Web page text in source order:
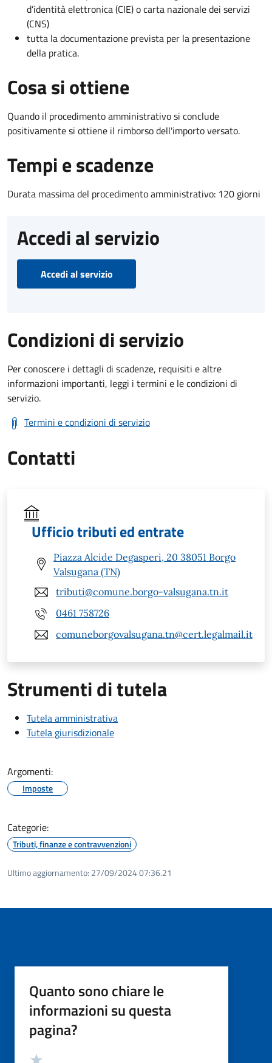
d’identità elettronica (CIE) o carta nazionale dei servizi
(CNS)
tutta la documentazione prevista per la presentazione
della pratica.
Cosa si ottiene
Quando il procedimento amministrativo si conclude
positivamente si ottiene il rimborso dell'importo versato.
Tempi e scadenze
Durata massima del procedimento amministrativo: 120 giorni
Accedi al servizio
Accedi al servizio
Condizioni di servizio
Per conoscere i dettagli di scadenze, requisiti e altre
informazioni importanti, leggi i termini e le condizioni di
servizio.
Termini e condizioni di servizio
Contatti
Ufficio tributi ed entrate
Piazza Alcide Degasperi, 20 38051 Borgo
Valsugana (TN)
tributi@comune.borgo-valsugana.tn.it
0461 758726
comuneborgovalsugana.tn@cert.legalmail.it
Strumenti di tutela
Tutela amministrativa
Tutela giurisdizionale
Argomenti:
Imposte
Categorie:
Tributi, finanze e contravvenzioni
Ultimo aggiornamento: 27/09/2024 07:36.21
Quanto sono chiare le
informazioni su questa
pagina?
Valutazione